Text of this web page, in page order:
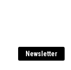
Newsletter